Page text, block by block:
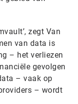
zegt Van
van data is
– het verliezen
gevolgen
– vaak op
– wordt